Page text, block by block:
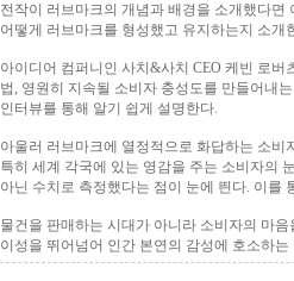
전작이 러브마크의 개념과 배경을 소개했다면
어떻게 러브마크를 형성했고 유지하는지 소개
아이디어 컴퍼니인 사치&사치 CEO 케빈 로
법, 영원히 지속될 소비자 충성도를 만들어내
인터뷰를 통해 알기 쉽게 설명한다.
아울러 러브마크에 열정적으로 화답하는 소비
특히 세계 각국에 있는 영감을 주는 소비자의
아닌 수치로 측정했다는 점이 눈에 띈다. 이를
물건을 판매하는 시대가 아니라 소비자의 마
이성을 뛰어넘어 인간 본연의 감성에 호소하